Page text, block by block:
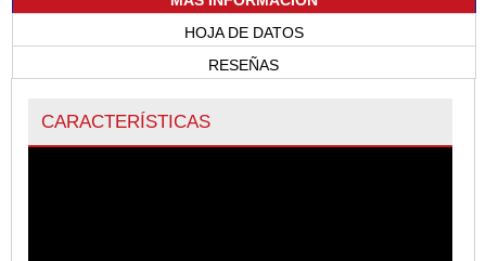
HOJA DE DATOS
RESEÑAS
CARACTERÍSTICAS